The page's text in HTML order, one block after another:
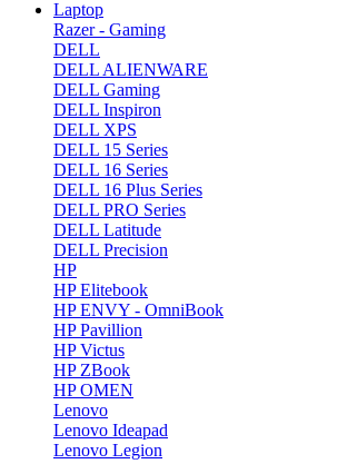
Laptop
Razer - Gaming
DELL
DELL ALIENWARE
DELL Gaming
DELL Inspiron
DELL XPS
DELL 15 Series
DELL 16 Series
DELL 16 Plus Series
DELL PRO Series
DELL Latitude
DELL Precision
HP
HP Elitebook
HP ENVY - OmniBook
HP Pavillion
HP Victus
HP ZBook
HP OMEN
Lenovo
Lenovo Ideapad
Lenovo Legion